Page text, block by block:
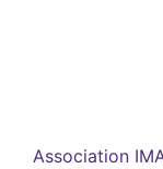
Association